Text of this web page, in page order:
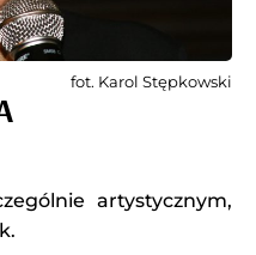
artystycznym,
fot. Karol Stępkowski